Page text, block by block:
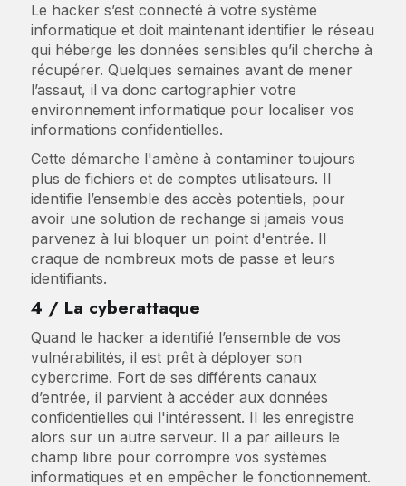
Le hacker s’est connecté à votre système
informatique et doit maintenant identifier le réseau
qui héberge les données sensibles qu’il cherche à
récupérer. Quelques semaines avant de mener
l’assaut, il va donc cartographier votre
environnement informatique pour localiser vos
informations confidentielles.
Cette démarche l'amène à contaminer toujours
plus de fichiers et de comptes utilisateurs. Il
identifie l’ensemble des accès potentiels, pour
avoir une solution de rechange si jamais vous
parvenez à lui bloquer un point d'entrée. Il
craque de nombreux mots de passe et leurs
identifiants.
4 / La cyberattaque
Quand le hacker a identifié l’ensemble de vos
vulnérabilités, il est prêt à déployer son
cybercrime. Fort de ses différents canaux
d’entrée, il parvient à accéder aux données
confidentielles qui l'intéressent. Il les enregistre
alors sur un autre serveur. Il a par ailleurs le
champ libre pour corrompre vos systèmes
informatiques et en empêcher le fonctionnement.